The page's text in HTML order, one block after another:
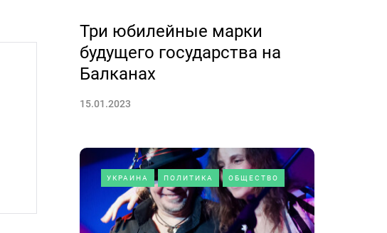
Три юбилейные марки
будущего государства на
Балканах
15.01.2023
УКРАИНА ПОЛИТИКА ОБЩЕСТВО